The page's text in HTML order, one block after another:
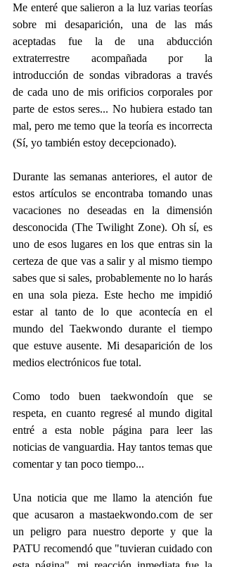
Me enteré que salieron a la luz varias teorías
sobre mi desaparición, una de las más
aceptadas fue la de una abducción
extraterrestre acompañada por la
introducción de sondas vibradoras a través
de cada uno de mis orificios corporales por
parte de estos seres... No hubiera estado tan
mal, pero me temo que la teoría es incorrecta
(Sí, yo también estoy decepcionado).
Durante las semanas anteriores, el autor de
estos artículos se encontraba tomando unas
vacaciones no deseadas en la dimensión
desconocida (The Twilight Zone). Oh sí, es
uno de esos lugares en los que entras sin la
certeza de que vas a salir y al mismo tiempo
sabes que si sales, probablemente no lo harás
en una sola pieza. Este hecho me impidió
estar al tanto de lo que acontecía en el
mundo del Taekwondo durante el tiempo
que estuve ausente. Mi desaparición de los
medios electrónicos fue total.
Como todo buen taekwondoín que se
respeta, en cuanto regresé al mundo digital
entré a esta noble página para leer las
noticias de vanguardia. Hay tantos temas que
comentar y tan poco tiempo...
Una noticia que me llamo la atención fue
que acusaron a mastaekwondo.com de ser
un peligro para nuestro deporte y que la
PATU recomendó que "tuvieran cuidado con